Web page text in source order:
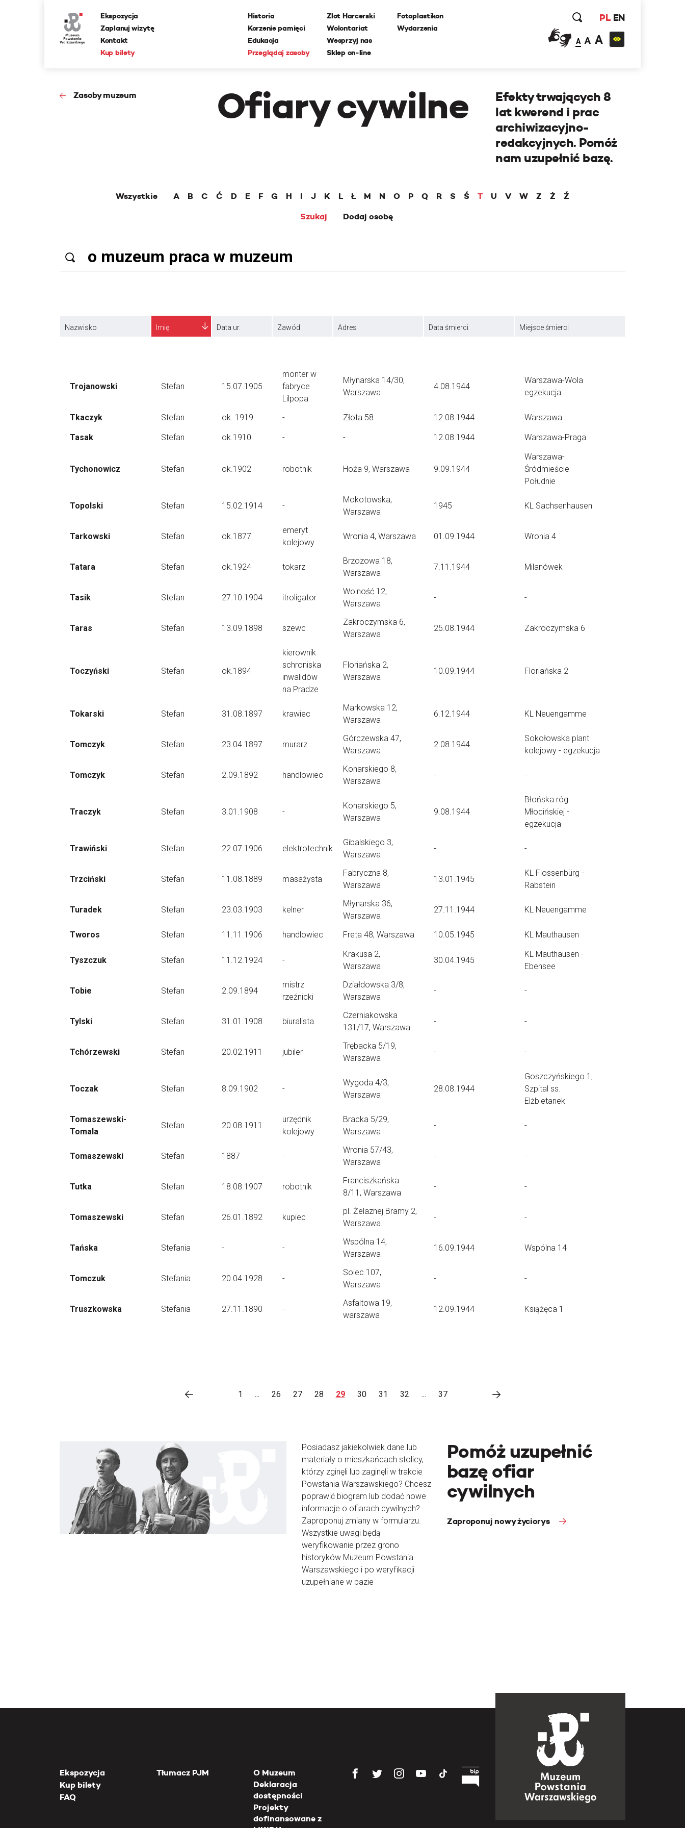
Ekspozycja
Zaplanuj wizytę
Kontakt
Kup bilety
Historia
Korzenie pamięci
Edukacja
Przeglądaj zasoby
Zlot Harcerski
Wolontariat
Wesprzyj nas
Sklep on-line
Fotoplastikon
Wydarzenia
PL EN
A A A
Zasoby muzeum Ofiary cywilne
Efekty trwających 8
lat kwerend i prac
archiwizacyjno-
redakcyjnych. Pomóż
nam uzupełnić bazę.
Wszystkie A B C Ć D E F G H I J K L Ł M N O P Q R S Ś T U V W Z Ż
Ź
Szukaj
Dodaj osobę
Nazwisko Imię Data ur. Zawód Adres Data śmierci Miejsce śmierci
Trojanowski Stefan 15.07.1905
monter w
fabryce
Lilpopa
Młynarska 14/30,
Warszawa
4.08.1944
Warszawa-Wola
egzekucja
Tkaczyk Stefan ok. 1919 - Złota 58 12.08.1944 Warszawa
Tasak Stefan ok.1910 - - 12.08.1944 Warszawa-Praga
Tychonowicz Stefan ok.1902 robotnik Hoża 9, Warszawa 9.09.1944
Warszawa-
Śródmieście
Południe
Topolski Stefan 15.02.1914 -
Mokotowska,
Warszawa
1945 KL Sachsenhausen
Tarkowski Stefan ok.1877
emeryt
kolejowy
Wronia 4, Warszawa 01.09.1944 Wronia 4
Tatara Stefan ok.1924 tokarz
Brzozowa 18,
Warszawa
7.11.1944 Milanówek
Tasik Stefan 27.10.1904 itroligator
Wolność 12,
Warszawa
- -
Taras Stefan 13.09.1898 szewc
Zakroczymska 6,
Warszawa
25.08.1944 Zakroczymska 6
Toczyński Stefan ok.1894
kierownik
schroniska
inwalidów
na Pradze
Floriańska 2,
Warszawa
10.09.1944 Floriańska 2
Tokarski Stefan 31.08.1897 krawiec
Markowska 12,
Warszawa
6.12.1944 KL Neuengamme
Tomczyk Stefan 23.04.1897 murarz
Górczewska 47,
Warszawa
2.08.1944
Sokołowska plant
kolejowy - egzekucja
Tomczyk Stefan 2.09.1892 handlowiec
Konarskiego 8,
Warszawa
- -
Traczyk Stefan 3.01.1908 -
Konarskiego 5,
Warszawa
9.08.1944
Błońska róg
Młocińskiej -
egzekucja
Trawiński Stefan 22.07.1906 elektrotechnik
Gibalskiego 3,
Warszawa
- -
Trzciński Stefan 11.08.1889 masażysta
Fabryczna 8,
Warszawa
13.01.1945
KL Flossenbürg -
Rabstein
Turadek Stefan 23.03.1903 kelner
Młynarska 36,
Warszawa
27.11.1944 KL Neuengamme
Tworos Stefan 11.11.1906 handlowiec Freta 48, Warszawa 10.05.1945 KL Mauthausen
Tyszczuk Stefan 11.12.1924 -
Krakusa 2,
Warszawa
30.04.1945
KL Mauthausen -
Ebensee
Tobie Stefan 2.09.1894
mistrz
rzeźnicki
Działdowska 3/8,
Warszawa
- -
Tylski Stefan 31.01.1908 biuralista
Czerniakowska
131/17, Warszawa
- -
Tchórzewski Stefan 20.02.1911 jubiler
Trębacka 5/19,
Warszawa
- -
Toczak Stefan 8.09.1902 -
Wygoda 4/3,
Warszawa
28.08.1944
Goszczyńskiego 1,
Szpital ss.
Elżbietanek
Tomaszewski-
Tomala
Stefan 20.08.1911
urzędnik
kolejowy
Bracka 5/29,
Warszawa
- -
Tomaszewski Stefan 1887 -
Wronia 57/43,
Warszawa
- -
Tutka Stefan 18.08.1907 robotnik
Franciszkańska
8/11, Warszawa
- -
Tomaszewski Stefan 26.01.1892 kupiec
pl. Żelaznej Bramy 2,
Warszawa
- -
Tańska Stefania - -
Wspólna 14,
Warszawa
16.09.1944 Wspólna 14
Tomczuk Stefania 20.04.1928 -
Solec 107,
Warszawa
- -
Truszkowska Stefania 27.11.1890 -
Asfaltowa 19,
warszawa
12.09.1944 Książęca 1
1 ... 26 27 28 29 30 31 32 ... 37
Posiadasz jakiekolwiek dane lub
materiały o mieszkańcach stolicy,
którzy zginęli lub zaginęli w trakcie
Powstania Warszawskiego? Chcesz
poprawić biogram lub dodać nowe
informacje o ofiarach cywilnych?
Zaproponuj zmiany w formularzu.
Wszystkie uwagi będą
weryfikowanie przez grono
historyków Muzeum Powstania
Warszawskiego i po weryfikacji
uzupełniane w bazie
Pomóż uzupełnić
bazę ofiar
cywilnych
Zaproponuj nowy życiorys
Ekspozycja
Kup bilety
FAQ
Tłumacz PJM
O Muzeum
Deklaracja
dostępności
Projekty
dofinansowane z